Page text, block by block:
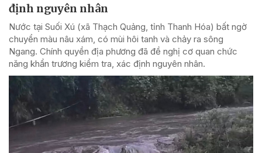
định nguyên nhân
Nước tại Suối Xú (xã Thạch Quảng, tỉnh Thanh Hóa) bất ngờ
chuyển màu nâu xám, có mùi hôi tanh và chảy ra sông
Ngang. Chính quyền địa phương đã đề nghị cơ quan chức
năng khẩn trương kiểm tra, xác định nguyên nhân.